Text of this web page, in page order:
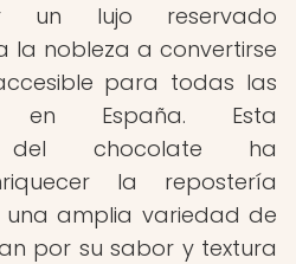
un lujo reservado
la nobleza a convertirse
para todas las
en España. Esta
del chocolate ha
la repostería
amplia variedad de
por su sabor y textura